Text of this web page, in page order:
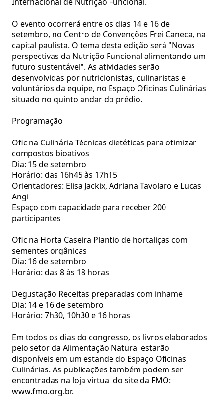
O evento ocorrerá entre os dias 14 e 16 de
setembro, no Centro de Convenções Frei Caneca, na
capital paulista. O tema desta edição será "Novas
perspectivas da Nutrição Funcional alimentando um
futuro sustentável". As atividades serão
desenvolvidas por nutricionistas, culinaristas e
voluntários da equipe, no Espaço Oficinas Culinárias
situado no quinto andar do prédio.
Programação
Oficina Culinária Técnicas dietéticas para otimizar
compostos bioativos
Dia: 15 de setembro
Horário: das 16h45 às 17h15
Orientadores: Elisa Jackix, Adriana Tavolaro e Lucas
Angi
Espaço com capacidade para receber 200
participantes
Oficina Horta Caseira Plantio de hortaliças com
sementes orgânicas
Dia: 16 de setembro
Horário: das 8 às 18 horas
Degustação Receitas preparadas com inhame
Dia: 14 e 16 de setembro
Horário: 7h30, 10h30 e 16 horas
Em todos os dias do congresso, os livros elaborados
pelo setor da Alimentação Natural estarão
disponíveis em um estande do Espaço Oficinas
Culinárias. As publicações também podem ser
encontradas na loja virtual do site da FMO:
www.fmo.org.br.